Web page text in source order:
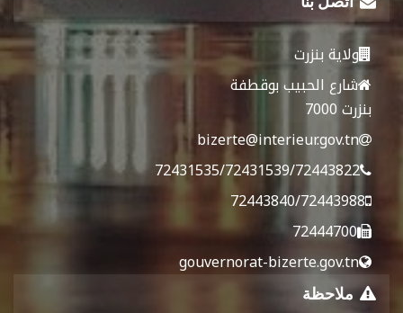
ولاية بنزرت
شارع الحبيب بوقطفة
بنزرت 7000
bizerte@interieur.gov.tn
72431535/72431539/72443822
72443840/72443988
72444700
gouvernorat-bizerte.gov.tn
ملاحظة